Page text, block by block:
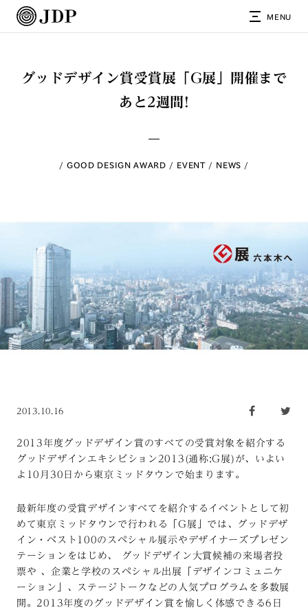
MENU
グッドデザイン賞受賞展「G展」開催まで
あと2週間!
GOOD DESIGN AWARD EVENT NEWS
2013.10.16
2013年度グッドデザイン賞のすべての受賞対象を紹介する
グッドデザインエキシビション2013(通称:G展)が、いよい
よ10月30日から東京ミッドタウンで始まります。
最新年度の受賞デザインすべてを紹介するイベントとして初
めて東京ミッドタウンで行われる「G展」では、グッドデザ
イン・ベスト100のスペシャル展示やデザイナーズプレゼン
テーションをはじめ、 グッドデザイン大賞候補の来場者投
票や 、企業と学校のスペシャル出展「デザインコミュニケ
ーション」、ステージトークなどの人気プログラムを多数展
開。2013年度のグッドデザイン賞を愉しく体感できる6日